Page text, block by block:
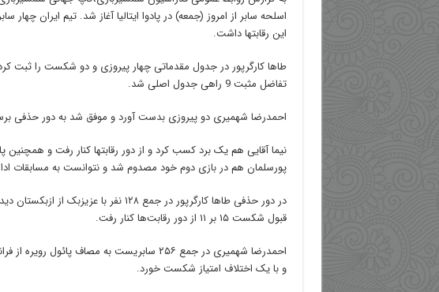
اسلحه سابر از امروز (جمعه) در پادوا ایتالیا آغاز شد. تیم ایران چهار
این رقابتها داشت.
طاها کارگرپور در جدول مقدماتی چهار پیروزی و دو شکست را ثبت
تفاضل مثبت 9 راهی جدول اصلی شد.
احمدرضا شهمیری دو پیروزی بدست آورد و موفق شد به دور حذفی
نیما آقایی هم یک برد کسب کرد و از دور رقابتها کنار رفت و همچنین
پورسلمان هم در بازی دوم خود مصدوم شد و نتوانست به مسابقات
در دور حذفی طاها کارگرپور در جمع ۱۲۸ نفر با عزیزبک از
قبول شکست ۱۵ بر ۱۱ از دور رقابت‌ها کنار رفت.
احمدرضا شهمیری در جمع ۲۵۶ سابریست به مصاف پائول
و با یک اختلاف امتیاز شکست خورد.